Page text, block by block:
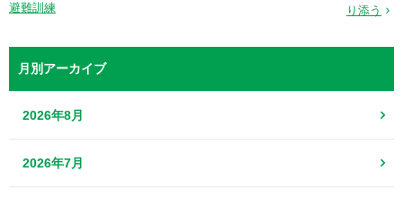
避難訓練
り添う
月別アーカイブ
2026年8月
2026年7月